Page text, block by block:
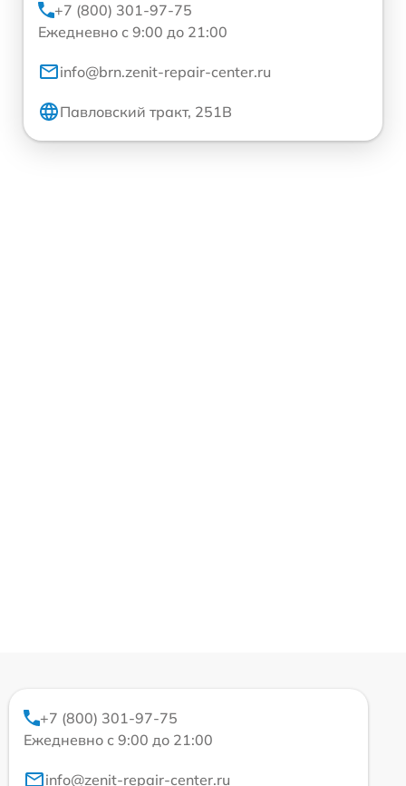
+7 (800) 301-97-75
Ежедневно с 9:00 до 21:00
info@brn.zenit-repair-center.ru
Павловский тракт, 251В
+7 (800) 301-97-75
Ежедневно с 9:00 до 21:00
info@zenit-repair-center.ru